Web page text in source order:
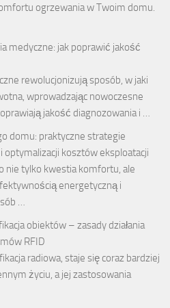
ogrzewania w Twoim domu.
medyczne: jak poprawić jakość
rewolucjonizują sposób, w jaki
wprowadzając nowoczesne
jakość diagnozowania i …
domu: praktyczne strategie
optymalizacji kosztów eksploatacji
nie tylko kwestia komfortu, ale
energetyczną i
…
obiektów – zasady działania
RFID
radiowa, staje się coraz bardziej
życiu, a jej zastosowania